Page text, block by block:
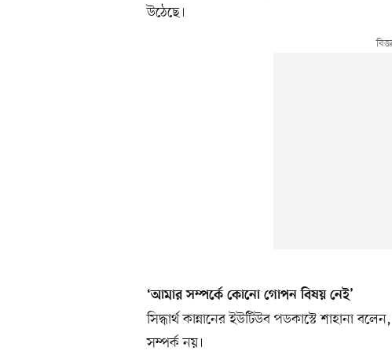
উঠেছে।
‘আমার সম্পর্কে কোনো গোপন বিষয় নেই’
সিদ্ধার্থ কান্নানের ইউটিউব পডকাস্টে শাহানা
সম্পর্ক নয়।